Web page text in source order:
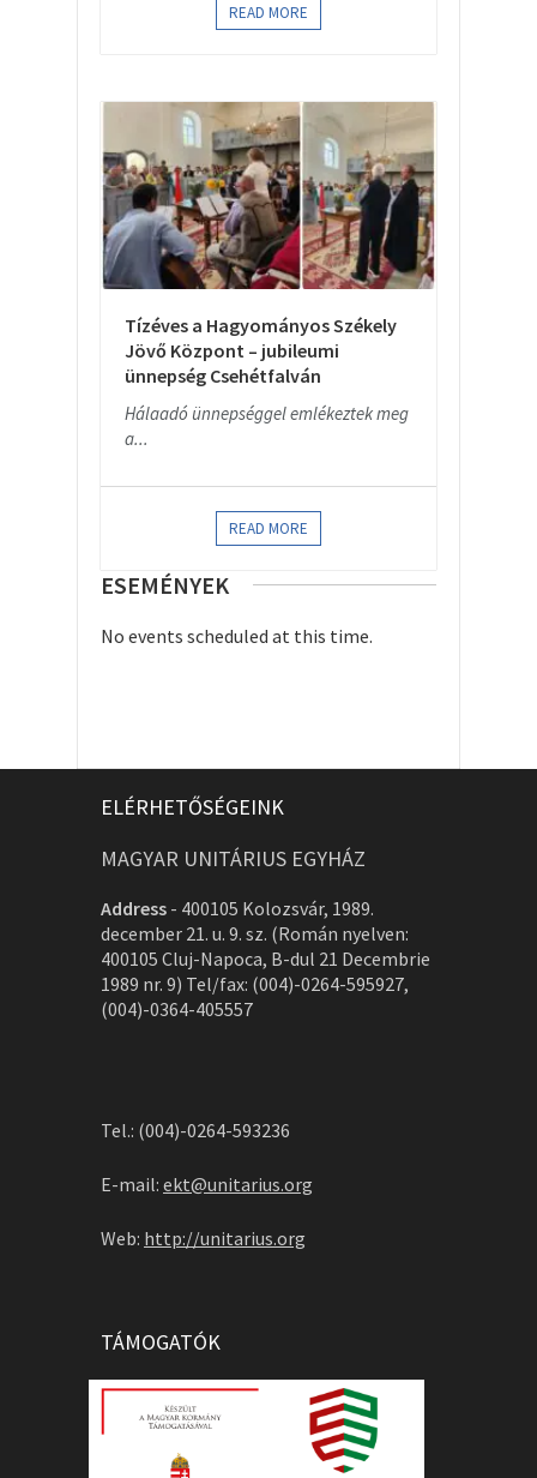
READ MORE
Tízéves a Hagyományos Székely
Jövő Központ – jubileumi
ünnepség Csehétfalván
Hálaadó ünnepséggel emlékeztek meg
a...
READ MORE
ESEMÉNYEK
No events scheduled at this time.
ELÉRHETŐSÉGEINK
MAGYAR UNITÁRIUS EGYHÁZ
Address - 400105 Kolozsvár, 1989.
december 21. u. 9. sz. (Román nyelven:
400105 Cluj-Napoca, B-dul 21 Decembrie
1989 nr. 9) Tel/fax: (004)-0264-595927,
(004)-0364-405557
Tel.: (004)-0264-593236
E-mail: ekt@unitarius.org
Web: http://unitarius.org
TÁMOGATÓK